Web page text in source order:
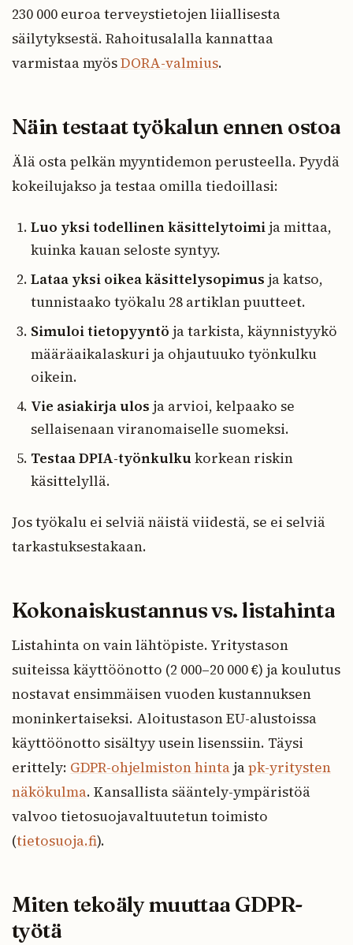
230 000 euroa terveystietojen liiallisesta
säilytyksestä. Rahoitusalalla kannattaa
varmistaa myösDORA-valmius.
Näin testaat työkalun ennen ostoa
Älä osta pelkän myyntidemon perusteella. Pyydä
kokeilujakso ja testaa omilla tiedoillasi:
Luo yksi todellinen käsittelytoimi ja mittaa,
kuinka kauan seloste syntyy.
Lataa yksi oikea käsittelysopimus ja katso,
tunnistaako työkalu 28 artiklan puutteet.
Simuloi tietopyyntö ja tarkista, käynnistyykö
määräaikalaskuri ja ohjautuuko työnkulku
oikein.
Vie asiakirja ulos ja arvioi, kelpaako se
sellaisenaan viranomaiselle suomeksi.
Testaa DPIA-työnkulku korkean riskin
käsittelyllä.
Jos työkalu ei selviä näistä viidestä, se ei selviä
tarkastuksestakaan.
Kokonaiskustannus vs. listahinta
Listahinta on vain lähtöpiste. Yritystason
suiteissa käyttöönotto (2 000–20 000 €) ja koulutus
nostavat ensimmäisen vuoden kustannuksen
moninkertaiseksi. Aloitustason EU-alustoissa
käyttöönotto sisältyy usein lisenssiin. Täysi
erittely: GDPR-ohjelmiston hinta japk-yritysten
näkökulma. Kansallista sääntely-ympäristöä
valvoo tietosuojavaltuutetun toimisto
(tietosuoja.fi).
Miten tekoäly muuttaa GDPR-
työtä